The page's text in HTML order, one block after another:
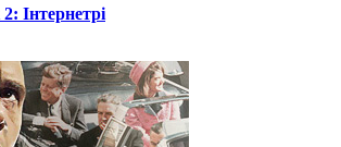
Інтернетрі